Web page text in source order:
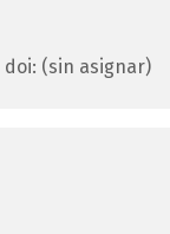
doi: (sin asignar)